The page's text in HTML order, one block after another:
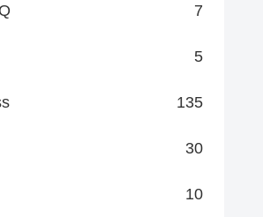
7
5
135
30
10